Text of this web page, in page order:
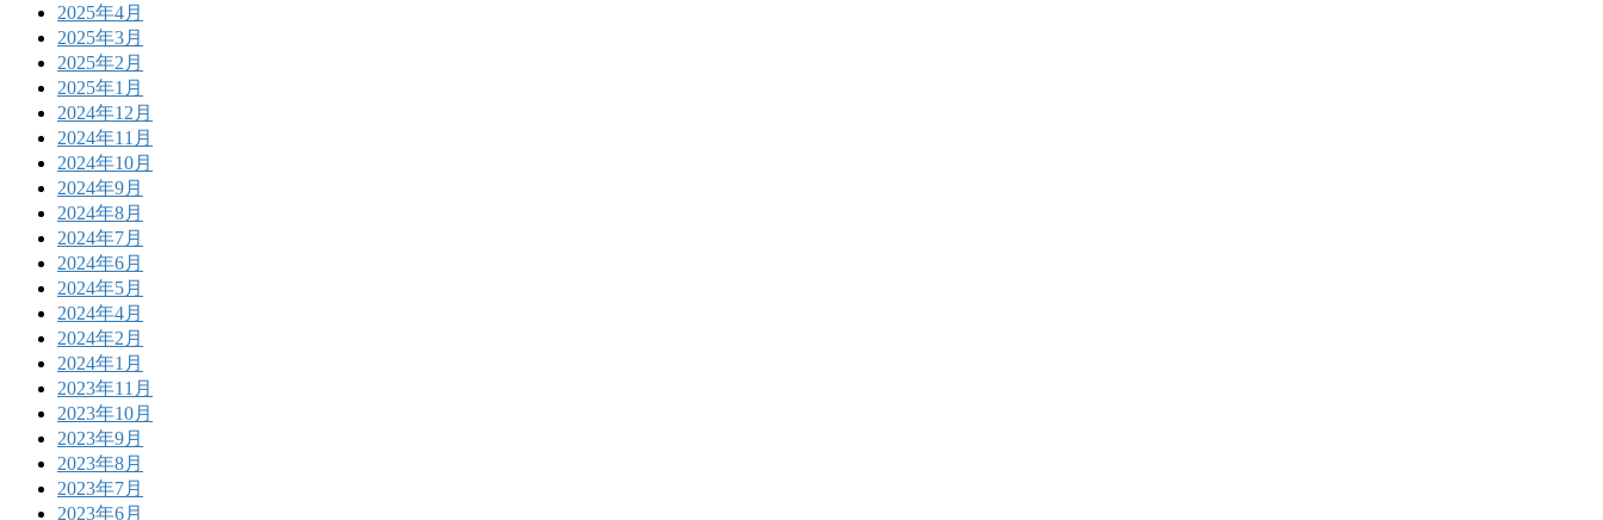
2025年4月
2025年3月
2025年2月
2025年1月
2024年12月
2024年11月
2024年10月
2024年9月
2024年8月
2024年7月
2024年6月
2024年5月
2024年4月
2024年2月
2024年1月
2023年11月
2023年10月
2023年9月
2023年8月
2023年7月
2023年6月